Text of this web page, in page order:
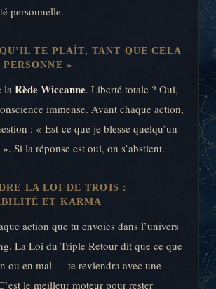
personnelle.
TE PLAÎT, TANT QUE CELA
»
la Rède Wiccanne. Liberté totale ? Oui,
immense. Avant chaque action,
: « Est-ce que je blesse quelqu’un
Si la réponse est oui, on s’abstient.
LA LOI DE TROIS :
ET KARMA
action que tu envoies dans l’univers
La Loi du Triple Retour dit que ce que
ou en mal — te reviendra avec une
le meilleur moteur pour rester